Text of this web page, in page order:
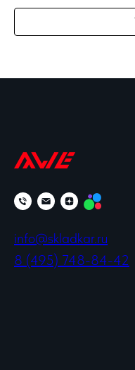
info@skladkar.ru
8 (495) 748-84-42